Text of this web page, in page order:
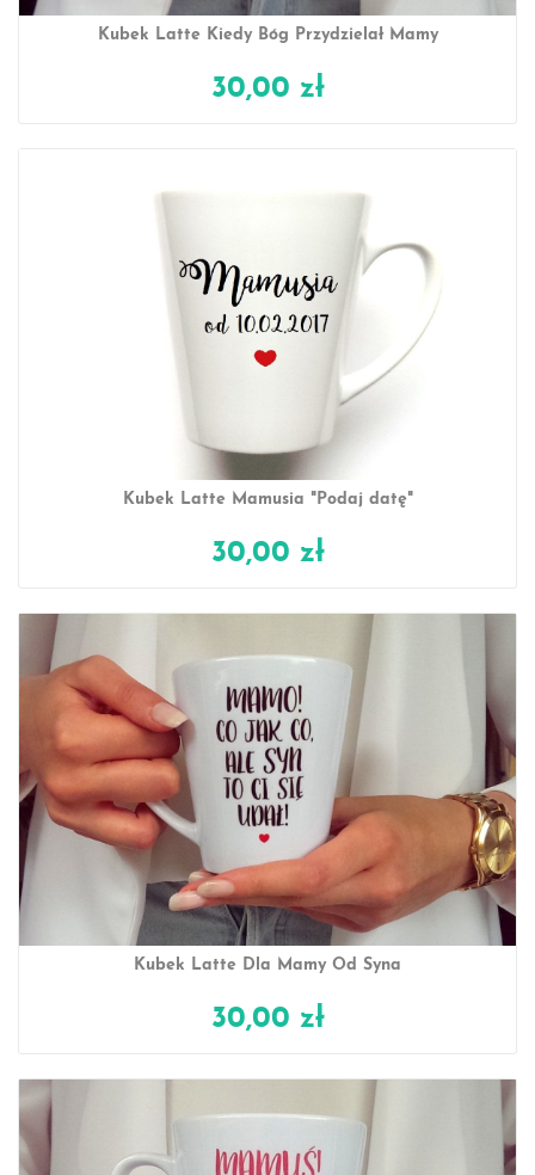
Kubek Latte Kiedy Bóg Przydzielał Mamy
30,00 zł
Kubek Latte Mamusia "Podaj datę"
30,00 zł
Kubek Latte Dla Mamy Od Syna
30,00 zł